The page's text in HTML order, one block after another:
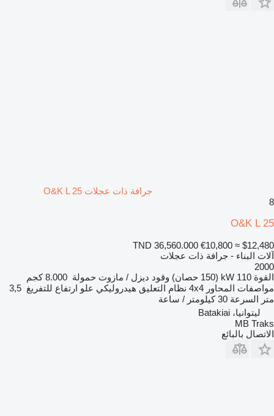
جرافة ذات عجلات O&K L 25
8
O&K L 25
TND 36,560.000 €10,800 ≈ $12,480
آلات البناء - جرافة ذات عجلات
2000
القوة 110 kW (150 حصان) وقود ديزل / مازوت حمولة 8.000 كجم
مواصفات المحاور 4x4 نظام التعليق هيدروليكي علو ارتفاع للتفريغ 3,5
متر السرعة 30 كيلومتر / ساعة
ليتوانيا، Batakiai
MB Traks
الاتصال بالبائع